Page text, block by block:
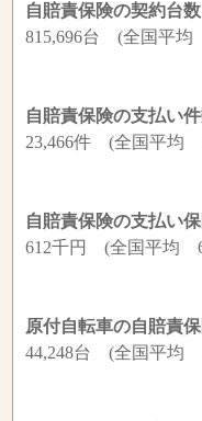
自賠責保険の契約台
815,696台 (全国平均
自賠責保険の支払い
23,466件 (全国平均
自賠責保険の支払い
612千円 (全国平均
原付自転車の自賠責
44,248台 (全国平均